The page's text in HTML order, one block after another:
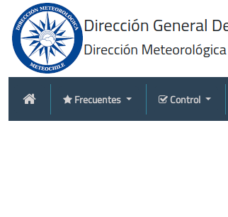
Frecuentes Control